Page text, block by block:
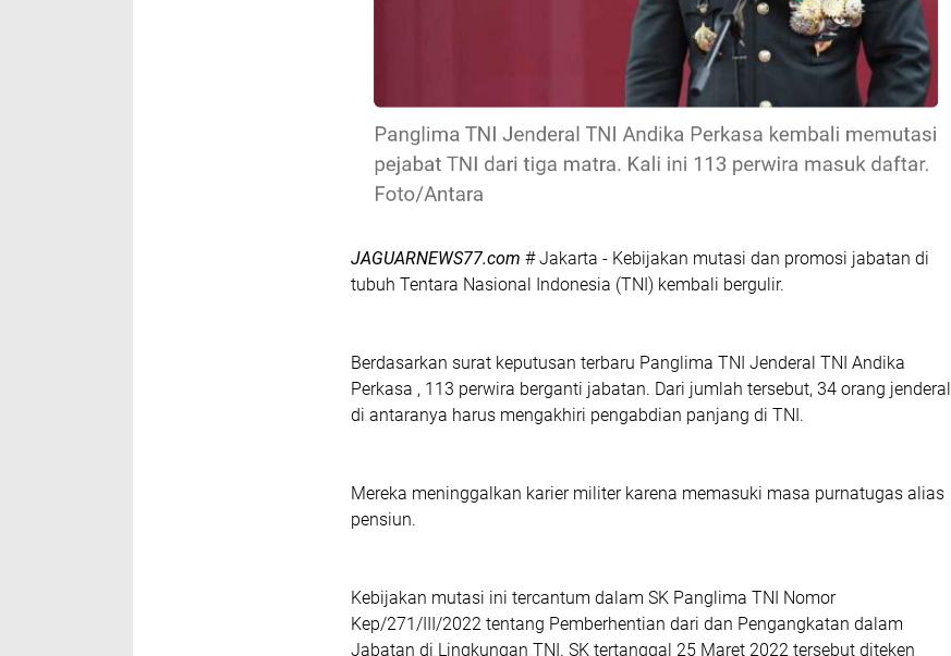
JAGUARNEWS77.com # Jakarta - Kebijakan mutasi dan promosi jabatan di
tubuh Tentara Nasional Indonesia (TNI) kembali bergulir.
Berdasarkan surat keputusan terbaru Panglima TNI Jenderal TNI Andika
Perkasa , 113 perwira berganti jabatan. Dari jumlah tersebut, 34 orang jenderal
di antaranya harus mengakhiri pengabdian panjang di TNI.
Mereka meninggalkan karier militer karena memasuki masa purnatugas alias
pensiun.
Kebijakan mutasi ini tercantum dalam SK Panglima TNI Nomor
Kep/271/III/2022 tentang Pemberhentian dari dan Pengangkatan dalam
Jabatan di Lingkungan TNI. SK tertanggal 25 Maret 2022 tersebut diteken